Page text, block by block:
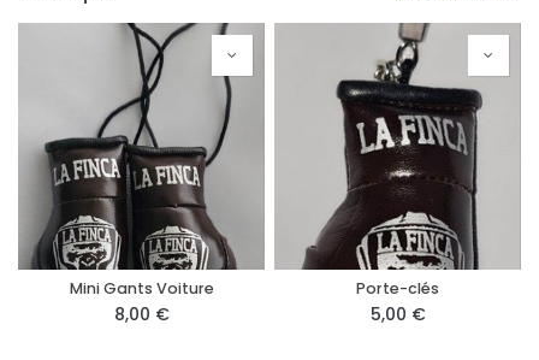
Mini Gants Voiture
8,00 €
Porte-clés
5,00 €